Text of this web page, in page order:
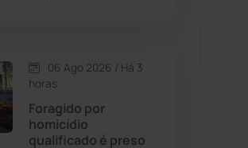
(24)
06 Ago 2026 / Há 3
horas
Foragido por
homicídio
qualificado é preso